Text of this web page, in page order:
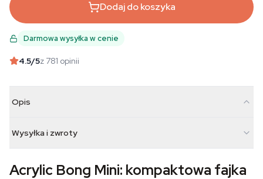
Dodaj do koszyka
Darmowa wysyłka w cenie
4.5/5z 781 opinii
Opis
Wysyłka i zwroty
Acrylic Bong Mini: kompaktowa fajka